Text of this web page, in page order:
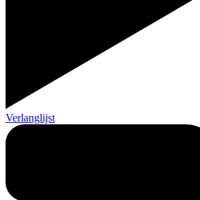
Verlanglijst